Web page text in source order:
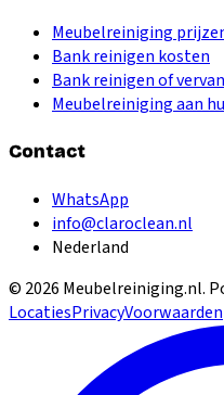
Meubelreiniging
Bank reinigen kosten
Bank reinigen of
Meubelreiniging aan
Contact
WhatsApp
info@claroclean.nl
Nederland
© 2026 Meubelreiniging.nl.
LocatiesPrivacyVoorwaarden